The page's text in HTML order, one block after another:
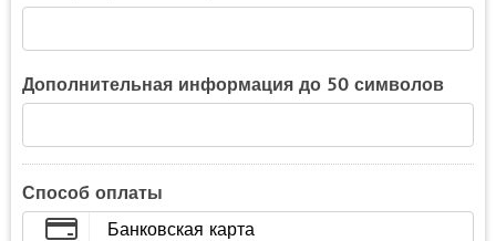
Дополнительная информация до 50 символов
Способ оплаты
Банковская карта